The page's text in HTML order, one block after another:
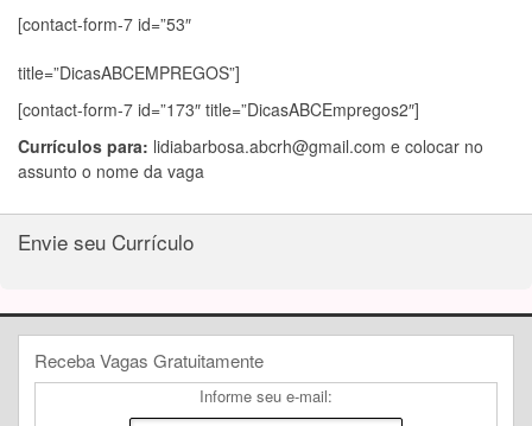
[contact-form-7 id=”53″
title=”DicasABCEMPREGOS”]
[contact-form-7 id=”173″ title=”DicasABCEmpregos2″]
Currículos para: lidiabarbosa.abcrh@gmail.com e colocar no
assunto o nome da vaga
Envie seu Currículo
Receba Vagas Gratuitamente
Informe seu e-mail: